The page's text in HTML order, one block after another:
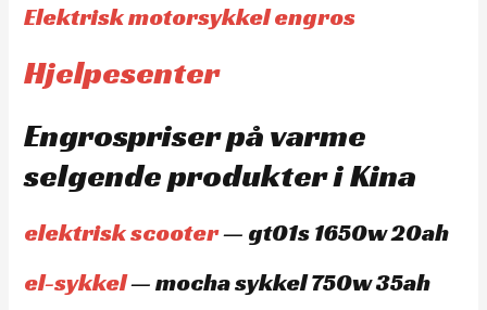
Elektrisk motorsykkel engros
Hjelpesenter
Engrospriser på varme
selgende produkter i Kina
elektrisk scooter— gt01s 1650w 20ah
el-sykkel— mocha sykkel 750w 35ah